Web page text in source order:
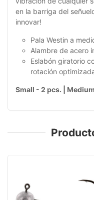
en la barriga del
innovar!
Pala Westin a
Alambre de acero
Eslabón giratorio
rotación
Small - 2 pcs. |